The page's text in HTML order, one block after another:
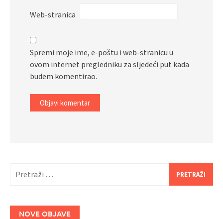
Web-stranica
Spremi moje ime, e-poštu i web-stranicu u
ovom internet pregledniku za sljedeći put kada
budem komentirao.
NOVE OBJAVE